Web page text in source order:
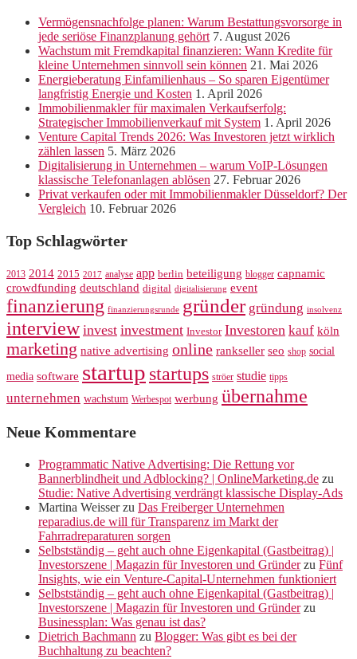
Vermögensnachfolge planen: Warum Bestattungsvorsorge in
jede seriöse Finanzplanung gehört 7. August 2026
Wachstum mit Fremdkapital finanzieren: Wann Kredite für
kleine Unternehmen sinnvoll sein können 21. Mai 2026
Energieberatung Einfamilienhaus – So sparen Eigentümer
langfristig Energie und Kosten 1. April 2026
Immobilienmakler für maximalen Verkaufserfolg:
Strategischer Immobilienverkauf mit System 1. April 2026
Venture Capital Trends 2026: Was Investoren jetzt wirklich
zählen lassen 5. März 2026
Digitalisierung in Unternehmen – warum VoIP-Lösungen
klassische Telefonanlagen ablösen 27. Februar 2026
Privat verkaufen oder mit Immobilienmakler Düsseldorf? Der
Vergleich 10. Februar 2026
Top Schlagwörter
2013 2014 2015 2017 analyse app berlin beteiligung blogger capnamic
crowdfunding deutschland digital digitalisierung event
finanzierung finanzierungsrunde gründer gründung insolvenz
interview invest investment Investor Investoren kauf köln
marketing native advertising online rankseller seo shop social
media software startup startups ströer studie tipps
unternehmen wachstum Werbespot werbung übernahme
Neue Kommentare
Programmatic Native Advertising: Die Rettung vor
Bannerblindheit und Adblocking? | OnlineMarketing.de zu
Studie: Native Advertising verdrängt klassische Display-Ads
Martina Weisserzu Das Freiberger Unternehmen
reparadius.de will für Transparenz im Markt der
Fahrradreparaturen sorgen
Selbstständig – geht auch ohne Eigenkapital (Gastbeitrag) |
Investorszene | Magazin für Investoren und Gründerzu Fünf
Insights, wie ein Venture-Capital-Unternehmen funktioniert
Selbstständig – geht auch ohne Eigenkapital (Gastbeitrag) |
Investorszene | Magazin für Investoren und Gründerzu
Businessplan: Was genau ist das?
Dietrich Bachmann zu Blogger: Was gibt es bei der
Buchhaltung zu beachten?